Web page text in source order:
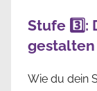
Stufe 3️⃣:
gestalten
Wie du dein